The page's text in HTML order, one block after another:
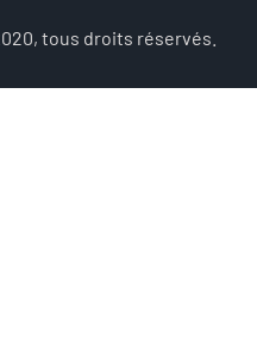
tous droits réservés.